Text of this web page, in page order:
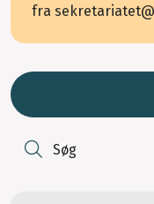
fra